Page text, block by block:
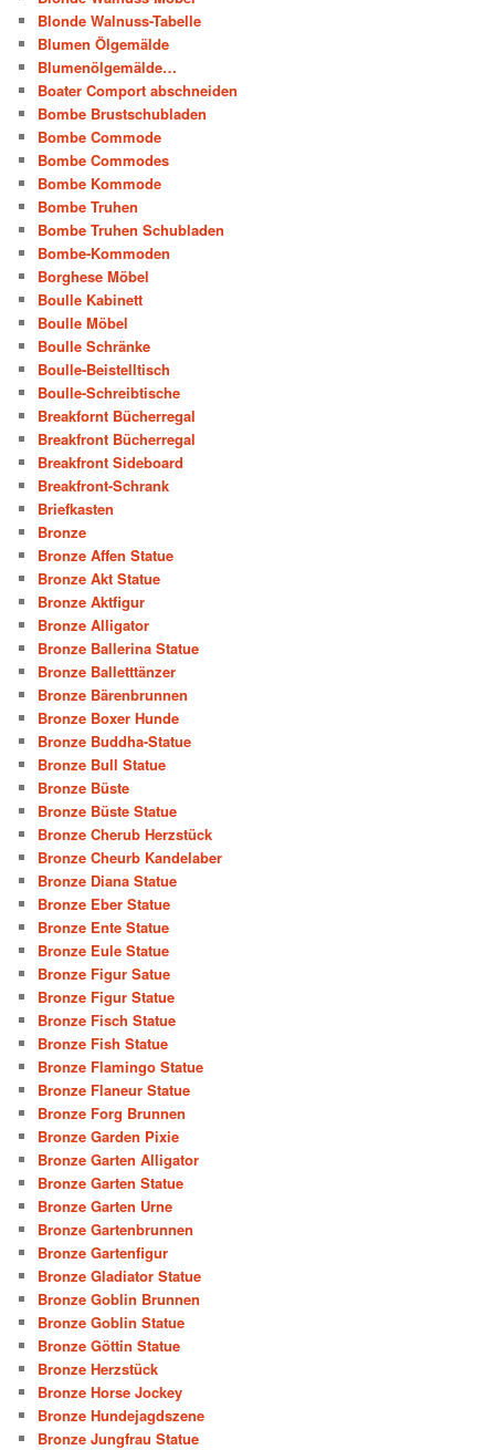
Blonde Walnuss-Tabelle
Blumen Ölgemälde
Blumenölgemälde…
Boater Comport abschneiden
Bombe Brustschubladen
Bombe Commode
Bombe Commodes
Bombe Kommode
Bombe Truhen
Bombe Truhen Schubladen
Bombe-Kommoden
Borghese Möbel
Boulle Kabinett
Boulle Möbel
Boulle Schränke
Boulle-Beistelltisch
Boulle-Schreibtische
Breakfornt Bücherregal
Breakfront Bücherregal
Breakfront Sideboard
Breakfront-Schrank
Briefkasten
Bronze
Bronze Affen Statue
Bronze Akt Statue
Bronze Aktfigur
Bronze Alligator
Bronze Ballerina Statue
Bronze Balletttänzer
Bronze Bärenbrunnen
Bronze Boxer Hunde
Bronze Buddha-Statue
Bronze Bull Statue
Bronze Büste
Bronze Büste Statue
Bronze Cherub Herzstück
Bronze Cheurb Kandelaber
Bronze Diana Statue
Bronze Eber Statue
Bronze Ente Statue
Bronze Eule Statue
Bronze Figur Satue
Bronze Figur Statue
Bronze Fisch Statue
Bronze Fish Statue
Bronze Flamingo Statue
Bronze Flaneur Statue
Bronze Forg Brunnen
Bronze Garden Pixie
Bronze Garten Alligator
Bronze Garten Statue
Bronze Garten Urne
Bronze Gartenbrunnen
Bronze Gartenfigur
Bronze Gladiator Statue
Bronze Goblin Brunnen
Bronze Goblin Statue
Bronze Göttin Statue
Bronze Herzstück
Bronze Horse Jockey
Bronze Hundejagdszene
Bronze Jungfrau Statue